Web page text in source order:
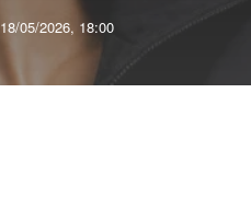
18/05/2026, 18:00